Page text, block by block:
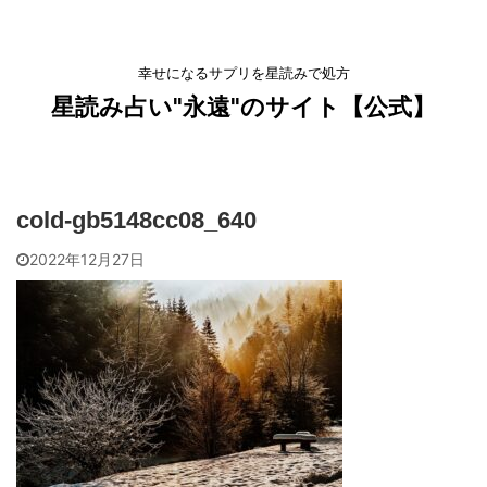
幸せになるサプリを星読みで処方
星読み占い"永遠"のサイト【公式】
cold-gb5148cc08_640
2022年12月27日